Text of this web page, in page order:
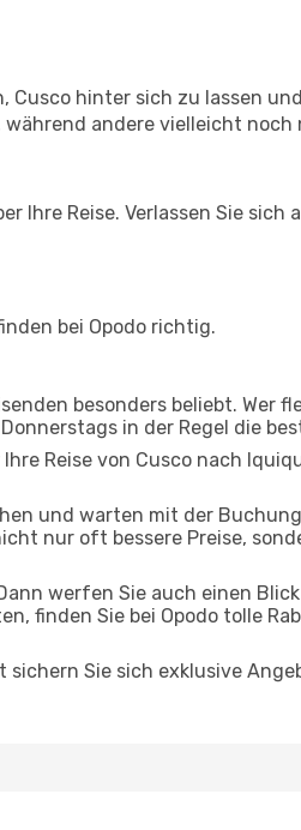
Cusco hinter sich zu lassen
andere vielleicht noch
Ihre Reise. Verlassen Sie sich
bei Opodo richtig.
besonders beliebt. Wer
in der Regel die
Reise von Cusco nach
und warten mit der
nur oft bessere Preise,
werfen Sie auch einen
finden Sie bei Opodo tolle
Sie sich exklusive